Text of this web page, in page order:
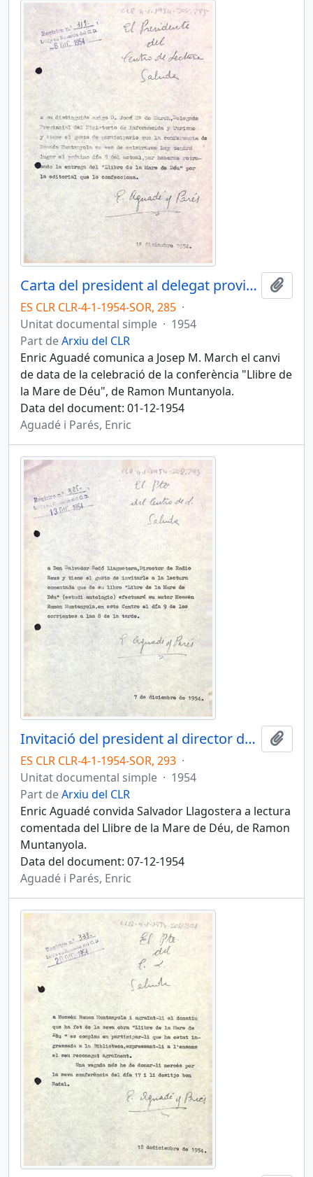
Carta del president al delegat provincial d'informació i turisme de Tarragona
ES CLR CLR-4-1-1954-SOR, 285 ·
Unitat documental simple · 1954
Part deArxiu del CLR
Enric Aguadé comunica a Josep M. March el canvi
de data de la celebració de la conferència "Llibre de
la Mare de Déu", de Ramon Muntanyola.
Data del document: 01-12-1954
Aguadé i Parés, Enric
Invitació del president al director de Ràdio Reus
ES CLR CLR-4-1-1954-SOR, 293 ·
Unitat documental simple · 1954
Part deArxiu del CLR
Enric Aguadé convida Salvador Llagostera a lectura
comentada del Llibre de la Mare de Déu, de Ramon
Muntanyola.
Data del document: 07-12-1954
Aguadé i Parés, Enric